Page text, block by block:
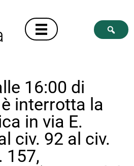
16:00 di
interrotta la
in via E.
civ. 92 al civ.
157,